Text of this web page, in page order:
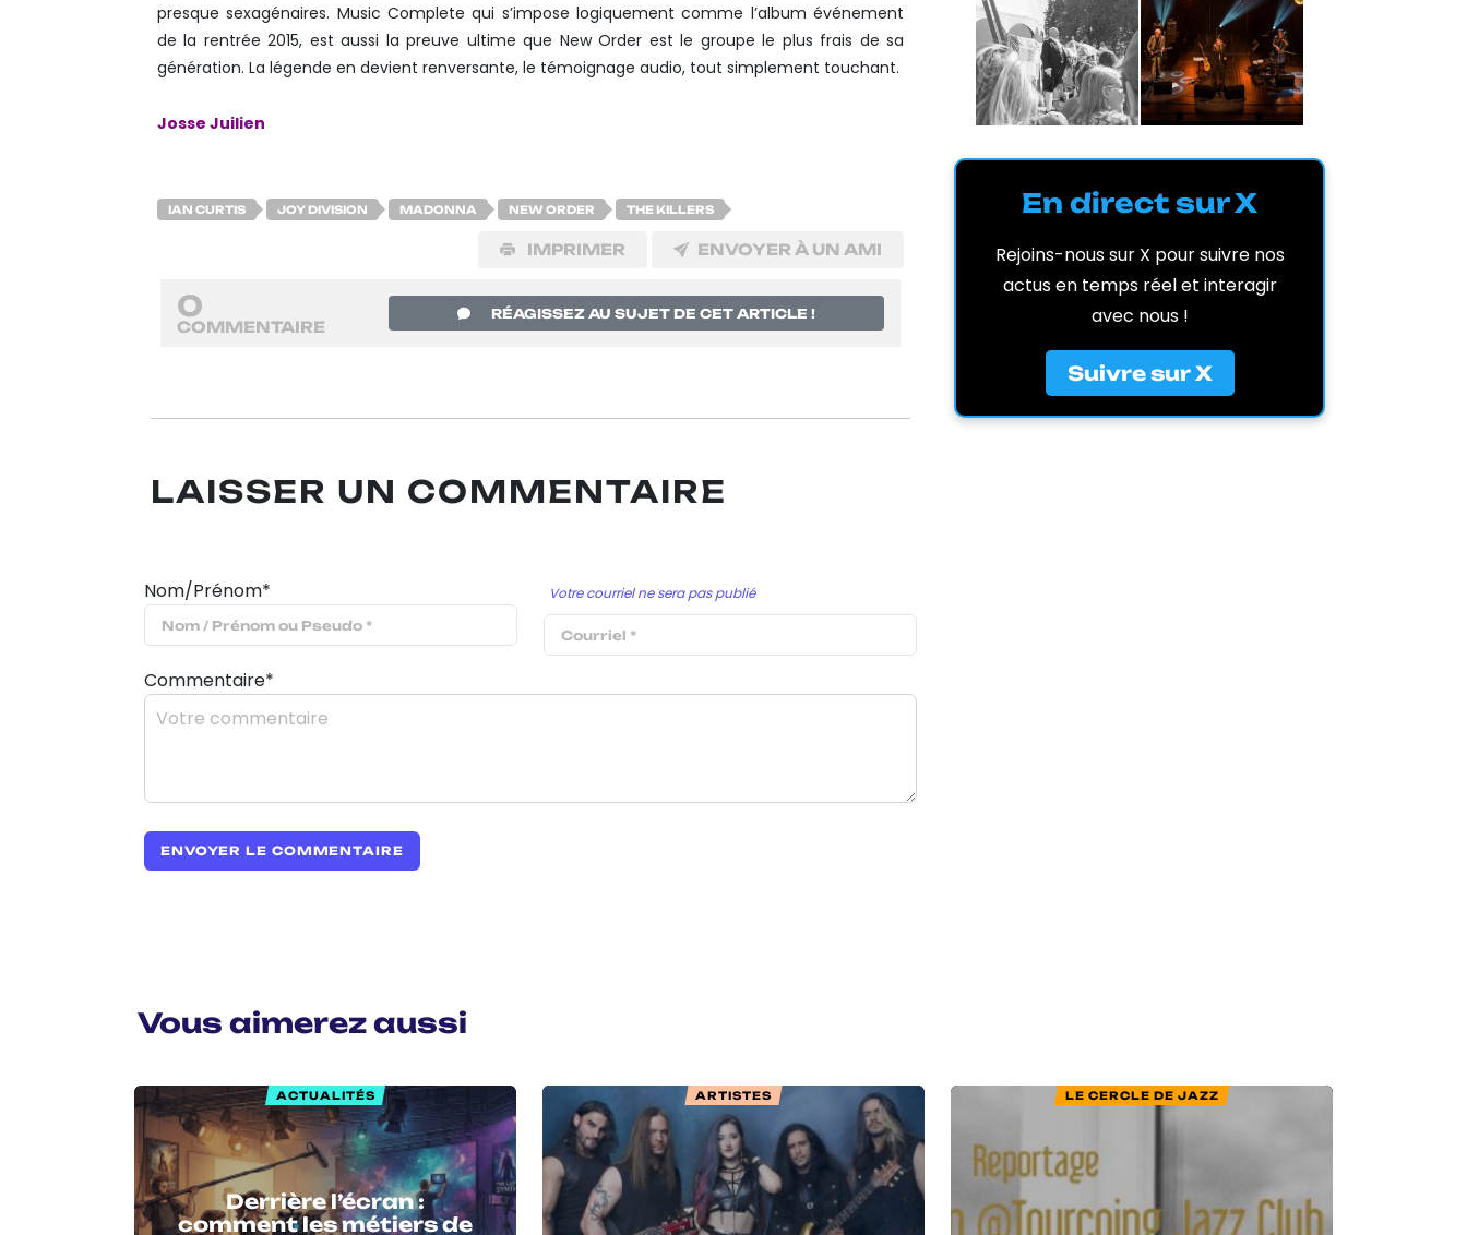
presque sexagénaires. Music Complete qui s’impose logiquement comme l’album événement
de la rentrée 2015, est aussi la preuve ultime que New Order est le groupe le plus frais de sa
génération. La légende en devient renversante, le témoignage audio, tout simplement touchant.
Josse Juilien
IAN CURTIS JOY DIVISION MADONNA NEW ORDER THE KILLERS
IMPRIMER ENVOYER À UN AMI
0
COMMENTAIRE
RÉAGISSEZ AU SUJET DE CET ARTICLE !
LAISSER UN COMMENTAIRE
Nom/Prénom* Votre courriel ne sera pas publié
Commentaire*
En direct sur X
Rejoins-nous sur X pour suivre nos
actus en temps réel et interagir
avec nous !
Suivre sur X
Vous aimerez aussi
ACTUALITÉS
Derrière l’écran :
comment les métiers de
ARTISTES LE CERCLE DE JAZZ